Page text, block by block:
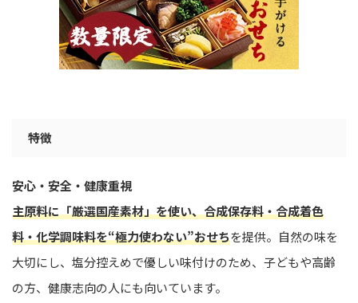
特徴
安心・安全・健康重視
主原料に「厳選国産素材」を使い、合成保存料・合成着色
料・化学調味料を“極力使わない”おせちを提供。自然の味を
大切にし、塩分控えめで優しい味付けのため、子どもや高齢
の方、健康志向の人にも向いています。